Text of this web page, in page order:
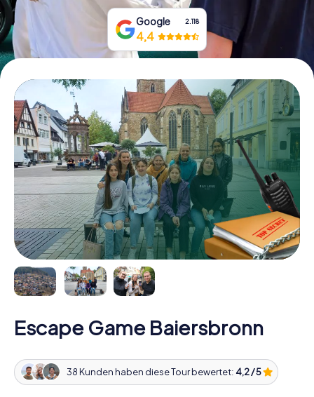
Google 2.118
4,4
Escape Game Baiersbronn
38 Kunden haben diese Tour bewertet: 4,2 / 5